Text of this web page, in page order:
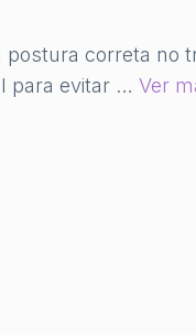
postura correta no
para evitar … Ver